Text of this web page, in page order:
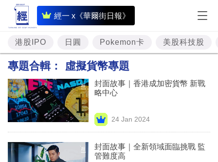
經一 x《華爾街日報》
即
時
財
經
題
投
資
樓
市
港股IPO 日圓 Pokemon卡 美股科技股
專題合輯： 虛擬貨幣專題
封面故事｜香港成加密貨幣 新戰
略中心
24 Jan 2024
封面故事｜全新領域面臨挑戰 監
管難度高